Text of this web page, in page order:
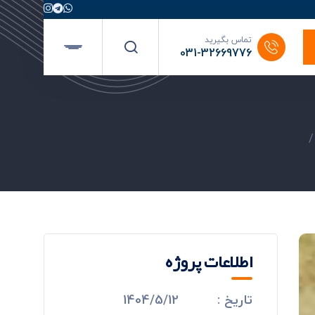
تماس بگیرید
031-32669776
/
اطلاعات پروژه
تاریخ : 1404/5/12